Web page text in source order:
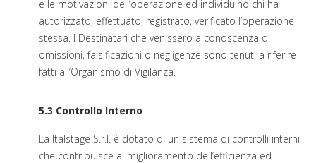
e le motivazioni dell’operazione ed individuino chi ha
autorizzato, effettuato, registrato, verificato l’operazione
stessa. I Destinatari che venissero a conoscenza di
omissioni, falsificazioni o negligenze sono tenuti a riferire i
fatti all’Organismo di Vigilanza.
5.3 Controllo Interno
La Italstage S.r.l. è dotato di un sistema di controlli interni
che contribuisce al miglioramento dell’efficienza ed